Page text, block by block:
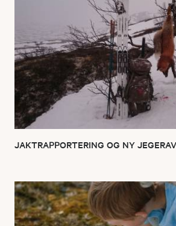
JAKTRAPPORTERING OG NY